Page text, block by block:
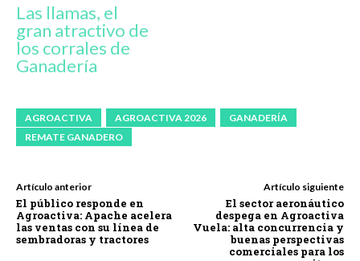
Las llamas, el
gran atractivo de
los corrales de
Ganadería
AGROACTIVA AGROACTIVA 2026
GANADERÍA
REMATE GANADERO
Artículo anterior
El público responde en
Agroactiva: Apache acelera
las ventas con su línea de
sembradoras y tractores
Artículo siguiente
El sector aeronáutico
despega en Agroactiva
Vuela: alta concurrencia y
buenas perspectivas
comerciales para los